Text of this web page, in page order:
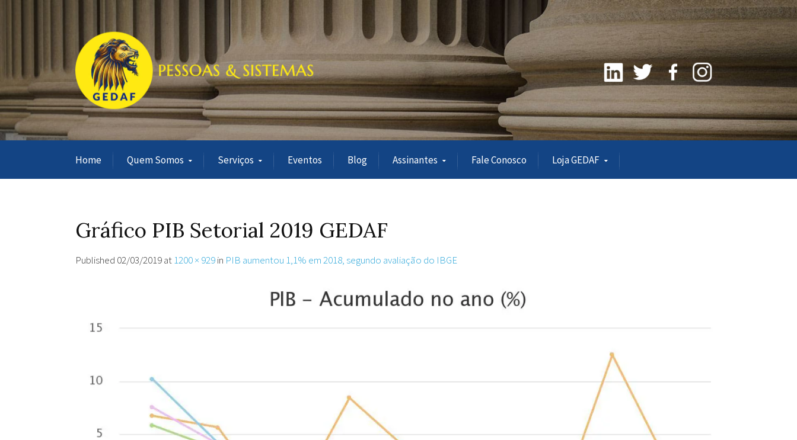
Home Quem Somos Serviços Eventos Blog Assinantes Fale Conosco Loja GEDAF
Gráfico PIB Setorial 2019 GEDAF
Published 02/03/2019at1200 × 929in PIB aumentou 1,1% em 2018, segundo avaliação do IBGE